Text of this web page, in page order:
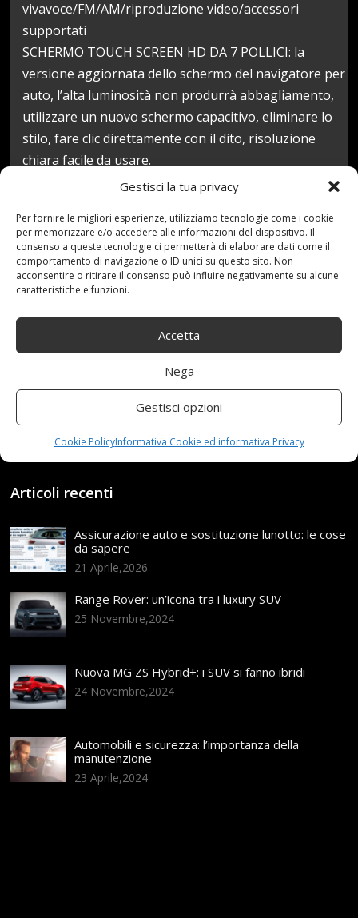
Gestisci la tua privacy
Per fornire le migliori esperienze, utilizziamo tecnologie come i cookie
per memorizzare e/o accedere alle informazioni del dispositivo. Il
consenso a queste tecnologie ci permetterà di elaborare dati come il
comportamento di navigazione o ID unici su questo sito. Non
acconsentire o ritirare il consenso può influire negativamente su alcune
caratteristiche e funzioni.
Accetta
Nega
Gestisci opzioni
Cookie PolicyInformativa Cookie ed informativa Privacy
vivavoce/FM/AM/riproduzione video/accessori
supportati
SCHERMO TOUCH SCREEN HD DA 7 POLLICI: la
versione aggiornata dello schermo del navigatore per
auto, l’alta luminosità non produrrà abbagliamento,
utilizzare un nuovo schermo capacitivo, eliminare lo
stilo, fare clic direttamente con il dito, risoluzione
chiara facile da usare.
1.345,92 €
redazione
Bmw,Din,E83,GPS,JALAL,lettore,Multimediale,
Navigazione,Pollici,Principale
screen,Sistema,Touch,Unità Categories: Shop
Articoli recenti
Assicurazione auto e sostituzione lunotto: le cose
da sapere
21 Aprile,2026
Range Rover: un’icona tra i luxury SUV
25 Novembre,2024
Nuova MG ZS Hybrid+: i SUV si fanno ibridi
24 Novembre,2024
Automobili e sicurezza: l’importanza della
manutenzione
23 Aprile,2024